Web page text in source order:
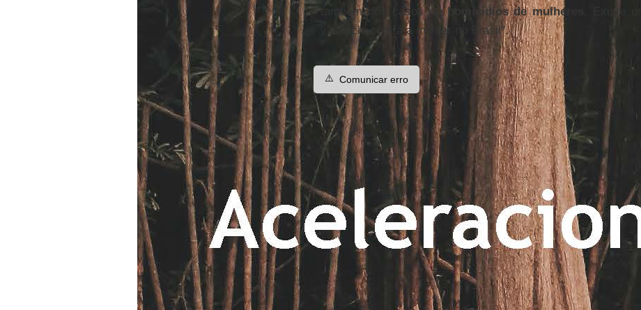
também nos casos dehomicídios de mulheres
. Existe
violência contra a mulher no Brasil".
⚠️ Comunicar erro